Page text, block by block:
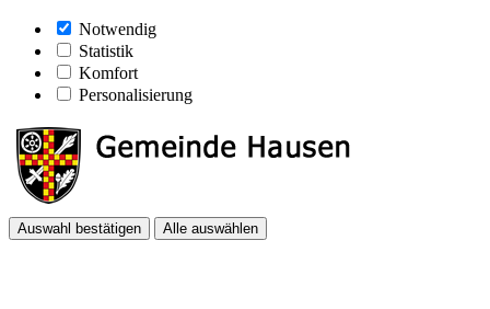
Notwendig
Statistik
Komfort
Personalisierung
Auswahl bestätigen Alle auswählen